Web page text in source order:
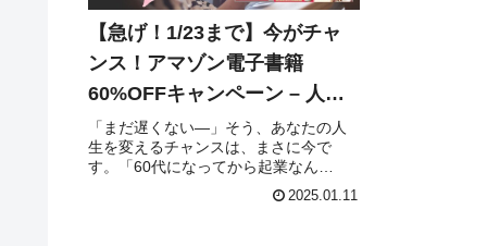
【急げ！1/23まで】今がチャ
ンス！アマゾン電子書籍
60%OFFキャンペーン – 人生
を変える最強ビジネス本特集 –
「まだ遅くない―」そう、あなたの人
生を変えるチャンスは、まさに今で
す。「60代になってから起業なん
て…」「この年齢からアフィリエイト
って、できるのかしら…」そんな不安
2025.01.11